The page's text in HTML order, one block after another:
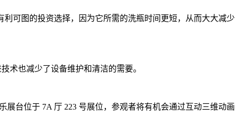
可图的投资选择，因为它所需的洗瓶时间更短，从而大大减少
术也减少了设备维护和清洁的需要。
展台位于 7A 厅 223 号展位，参观者将有机会通过互动三维动画